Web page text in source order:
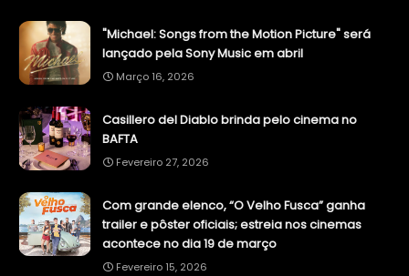
"Michael: Songs from the Motion Picture" será
lançado pela Sony Music em abril
Março 16, 2026
Casillero del Diablo brinda pelo cinema no
BAFTA
Fevereiro 27, 2026
Com grande elenco, “O Velho Fusca” ganha
trailer e pôster oficiais; estreia nos cinemas
acontece no dia 19 de março
Fevereiro 15, 2026